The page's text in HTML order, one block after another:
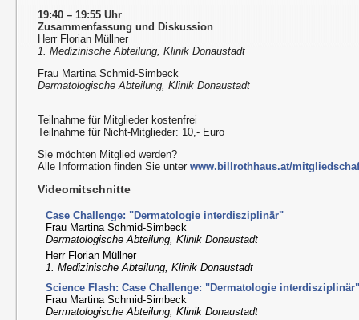
19:40 – 19:55 Uhr
Zusammenfassung und Diskussion
Herr Florian Müllner
1. Medizinische Abteilung, Klinik Donaustadt
Frau Martina Schmid-Simbeck
Dermatologische Abteilung, Klinik Donaustadt
Teilnahme für Mitglieder kostenfrei
Teilnahme für Nicht-Mitglieder: 10,- Euro
Sie möchten Mitglied werden?
Alle Information finden Sie unterwww.billrothhaus.at/
Videomitschnitte
Case Challenge: "Dermatologie interdisziplinär"
Frau Martina Schmid-Simbeck
Dermatologische Abteilung, Klinik Donaustadt
Herr Florian Müllner
1. Medizinische Abteilung, Klinik Donaustadt
Science Flash: Case Challenge: "Dermatologie
Frau Martina Schmid-Simbeck
Dermatologische Abteilung, Klinik Donaustadt